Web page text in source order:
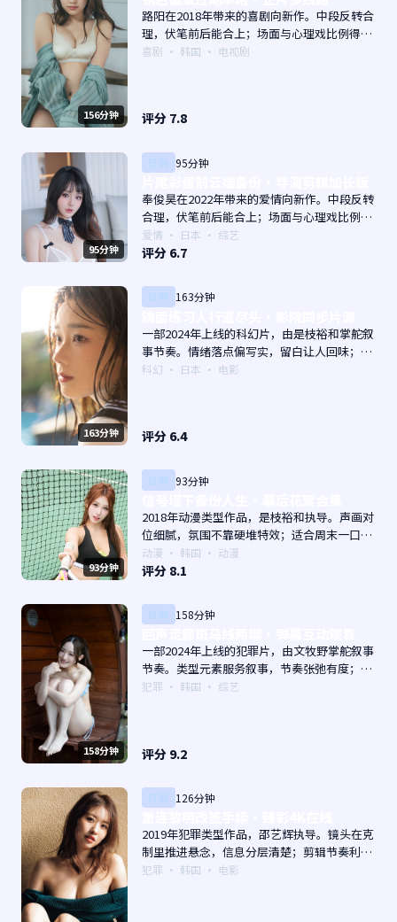
156分钟
路阳在2018年带来的喜剧向新作。中段反转合
理，伏笔前后能合上；场面与心理戏比例得
当。主演以演技派为主，适合喜欢强叙事与人
喜剧 · 韩国 · 电视剧
评分 7.8
95分钟
95分钟
奉俊昊在2022年带来的爱情向新作。中段反转
合理，伏笔前后能合上；场面与心理戏比例得
当。主演以演技派为主，适合喜欢强叙事与人
物关系的观众加入片单。
爱情 · 日本 · 综艺
评分 6.7
163分钟
163分钟
一部2024年上线的科幻片，由是枝裕和掌舵叙
事节奏。情绪落点偏写实，留白让人回味；片
尾余韵足，讨论空间大。主演以演技派为主，
科幻 · 日本 · 电影
评分 6.4
93分钟
93分钟
2018年动漫类型作品，是枝裕和执导。声画对
位细腻，氛围不靠硬堆特效；适合周末一口气
追完。主演以演技派为主，适合喜欢强叙事与
人物关系的观众加入片单。
动漫 · 韩国 · 动漫
评分 8.1
158分钟
158分钟
一部2024年上线的犯罪片，由文牧野掌舵叙事
节奏。类型元素服务叙事，节奏张弛有度；对
白密度高，留意潜台词。主演以演技派为主，
犯罪 · 韩国 · 综艺
评分 9.2
126分钟
2019年犯罪类型作品，邵艺辉执导。镜头在克
制里推进悬念，信息分层清楚；剪辑节奏利
落，观感顺滑。主演以演技派为主，适合喜欢
犯罪 · 韩国 · 电影